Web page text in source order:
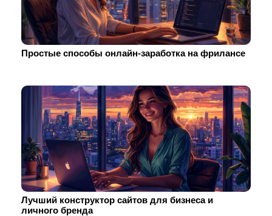
Простые способы онлайн-заработка на фрилансе
Лучший конструктор сайтов для бизнеса и
личного бренда